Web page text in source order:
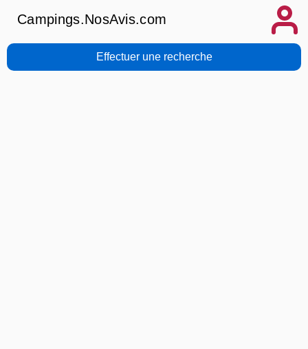
Campings.NosAvis.com
Effectuer une recherche